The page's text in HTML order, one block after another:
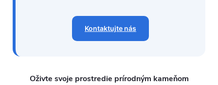
Kontaktujte nás
Oživte svoje prostredie prírodným kameňom